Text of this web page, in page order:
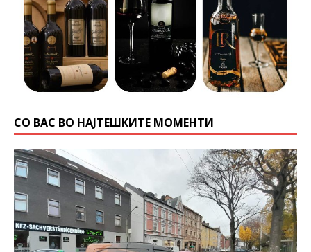
СО ВАС ВО НАЈТЕШКИТЕ МОМЕНТИ